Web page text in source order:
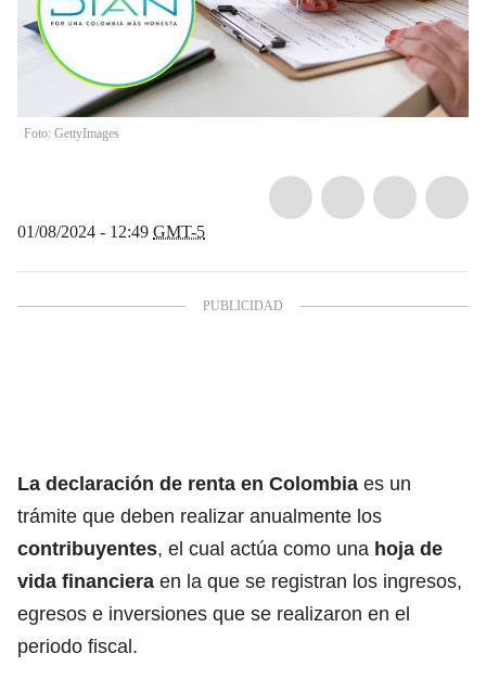
Foto: GettyImages
01/08/2024 - 12:49 GMT-5
La declaración de renta en Colombia es un
trámite que deben realizar anualmente los
contribuyentes, el cual actúa como una hoja de
vida financiera en la que se registran los ingresos,
egresos e inversiones que se realizaron en el
periodo fiscal.